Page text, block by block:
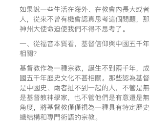
如果說一些生活在海外、在教會內長大或
人，從來不曾有機會認真思考這個問題，
神州大使命迫使我們不得不思考了。
一、從福音本質看，基督信仰與中國五千
相關？
基督教作為一種宗教，誕生不到兩千年，
國五千年歷史文化不甚相關。那些認為基
是中國史、兩者扯不到一起的人，不管是
是基督教神學家，也不管他們是有意還是
角度，將基督教僅僅視為一種具有特定歷
織結構和專門術語的宗教。